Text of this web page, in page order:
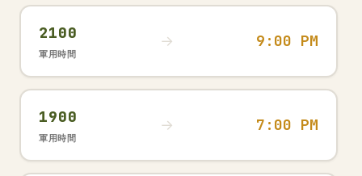
2100
軍用時間
→ 9:00 PM
1900
軍用時間
→ 7:00 PM